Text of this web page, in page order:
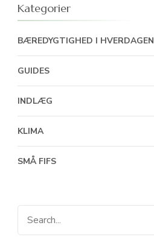
Kategorier
BÆREDYGTIGHED I HVERDAGEN
GUIDES
INDLÆG
KLIMA
SMÅ FIFS
Search
for: